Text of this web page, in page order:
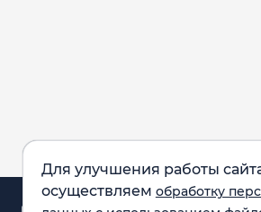
Для улучшения работы
осуществляем обработку